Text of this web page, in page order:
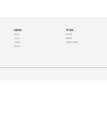
创新智造
研发实力
技术实力
产品战略
品牌荣誉
用户服务
质保注册
授权查询
联系凯发天生赢家